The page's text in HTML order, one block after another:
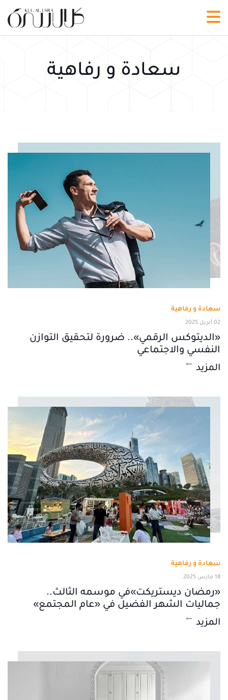
سعادة و رفاهية
سعادة و رفاهية
02 أبريل 2025
«الديتوكس الرقمي».. ضرورة لتحقيق التوازن
النفسي والاجتماعي
المزيد
سعادة و رفاهية
18 مارس 2025
«رمضان ديستريكت»في موسمه الثالث..
جماليات الشهر الفضيل في «عام المجتمع»
المزيد